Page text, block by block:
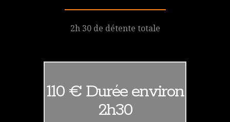
2h 30 de détente totale
110 € Durée environ
2h30